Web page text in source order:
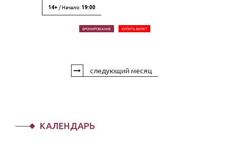
14+ / Начало: 19:00
БРОНИРОВАНИЕ КУПИТЬ БИЛЕТ
следующий месяц
КАЛЕНДАРЬ